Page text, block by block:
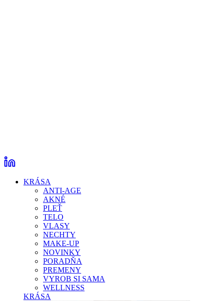
KRÁSA
ANTI-AGE
AKNÉ
PLEŤ
TELO
VLASY
NECHTY
MAKE-UP
NOVINKY
PORADŇA
PREMENY
VYROB SI SAMA
WELLNESS
KRÁSA